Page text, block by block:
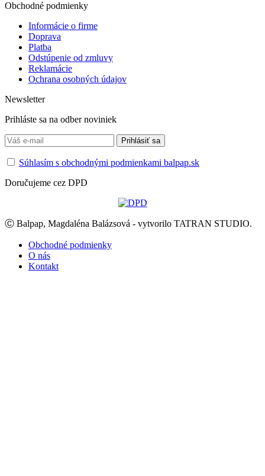
Obchodné podmienky
Informácie o firme
Doprava
Platba
Odstúpenie od zmluvy
Reklamácie
Ochrana osobných údajov
Newsletter
Prihláste sa na odber noviniek
Súhlasím s obchodnými podmienkami balpap.sk
Doručujeme cez DPD
Ⓒ Balpap, Magdaléna Balázsová - vytvorilo TATRAN STUDIO.
Obchodné podmienky
O nás
Kontakt